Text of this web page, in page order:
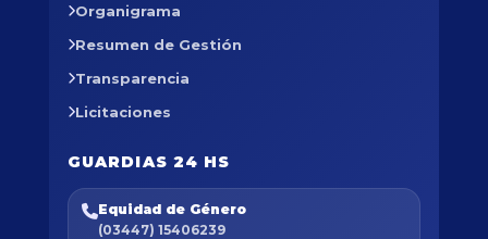
Organigrama
Resumen de Gestión
Transparencia
Licitaciones
GUARDIAS 24 HS
Equidad de Género
(03447) 15406239